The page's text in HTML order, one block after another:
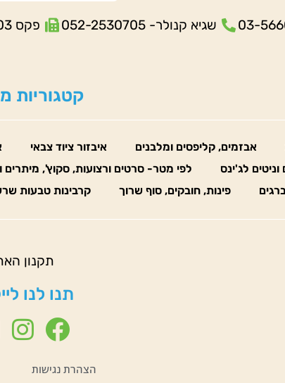
שגיא קנולר- 052-2530705 פקס 03-5609803
קטגוריות
אבזמים, קליפסים ומלבנים איבזור ציוד צבאי
לג'ינס
לפי מטר- סרטים ורצועות, סקוץ', מיתרים
פינות, חובקים, סוף שרוך קרבינות טבעות
תקנון
תנו לנו
הצהרת נגישות